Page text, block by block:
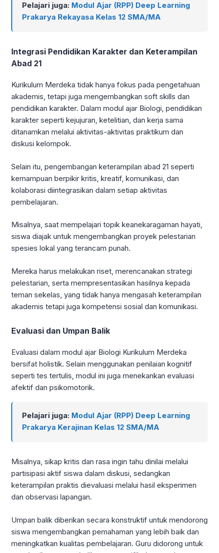
Pelajari juga: Modul Ajar (RPP) Deep Learning
Prakarya Rekayasa Kelas 12 SMA/MA
Integrasi Pendidikan Karakter dan Keterampilan
Abad 21
Kurikulum Merdeka tidak hanya fokus pada pengetahuan
akademis, tetapi juga mengembangkan soft skills dan
pendidikan karakter. Dalam modul ajar Biologi, pendidikan
karakter seperti kejujuran, ketelitian, dan kerja sama
ditanamkan melalui aktivitas-aktivitas praktikum dan
diskusi kelompok.
Selain itu, pengembangan keterampilan abad 21 seperti
kemampuan berpikir kritis, kreatif, komunikasi, dan
kolaborasi diintegrasikan dalam setiap aktivitas
pembelajaran.
Misalnya, saat mempelajari topik keanekaragaman hayati,
siswa diajak untuk mengembangkan proyek pelestarian
spesies lokal yang terancam punah.
Mereka harus melakukan riset, merencanakan strategi
pelestarian, serta mempresentasikan hasilnya kepada
teman sekelas, yang tidak hanya mengasah keterampilan
akademis tetapi juga kompetensi sosial dan komunikasi.
Evaluasi dan Umpan Balik
Evaluasi dalam modul ajar Biologi Kurikulum Merdeka
bersifat holistik. Selain menggunakan penilaian kognitif
seperti tes tertulis, modul ini juga menekankan evaluasi
afektif dan psikomotorik.
Pelajari juga: Modul Ajar (RPP) Deep Learning
Prakarya Kerajinan Kelas 12 SMA/MA
Misalnya, sikap kritis dan rasa ingin tahu dinilai melalui
partisipasi aktif siswa dalam diskusi, sedangkan
keterampilan praktis dievaluasi melalui hasil eksperimen
dan observasi lapangan.
Umpan balik diberikan secara konstruktif untuk mendorong
siswa mengembangkan pemahaman yang lebih baik dan
meningkatkan kualitas pembelajaran. Guru didorong untuk